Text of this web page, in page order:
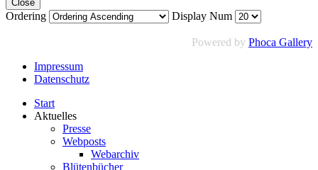
Close
Ordering Display Num
Powered by Phoca Gallery
Impressum
Datenschutz
Start
Aktuelles
Presse
Webposts
Webarchiv
Blütenbücher